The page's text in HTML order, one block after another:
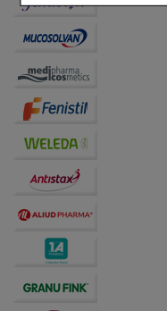
Einkaufserlebnis
Besuchers oder
Verhaltensweisen
anzupassen.
auch auf Ihre
anzuzeigen und
betreiben.
Statistik & Tracking:
Informationen über
unserer Website
auf unserer Website
Drittseiten
Bitte beachten Sie,
Dritte wie z.B.